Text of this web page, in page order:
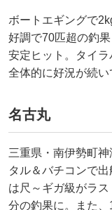
ボートエギングで
好調で70匹超の釣
安定ヒット。タイラ
全体的に好況が続い
名古丸
三重県・南伊勢町
タル＆バチコンで
は尺～ギガ級がラ
分の釣果に。また